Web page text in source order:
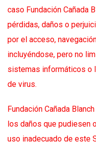
caso Fundación Cañada
pérdidas, daños o
por el acceso,
incluyéndose, pero no
sistemas informáticos o
de virus.
Fundación Cañada
los daños que pudiesen
uso inadecuado de este